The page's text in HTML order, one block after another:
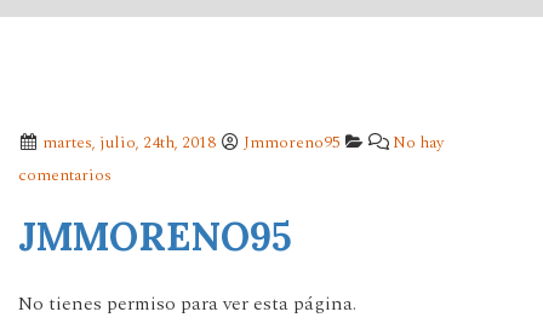
martes, julio, 24th, 2018 Jmmoreno95
No hay
comentarios
JMMORENO95
No tienes permiso para ver esta página.